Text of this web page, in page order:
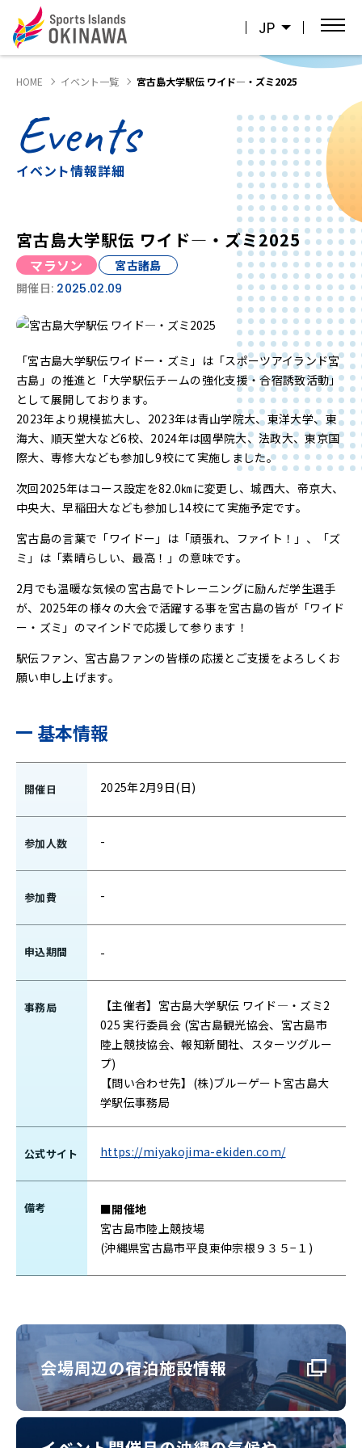
JP
HOME イベント一覧 宮古島大学駅伝 ワイド―・ズミ2025
Events
イベント情報詳細
宮古島大学駅伝 ワイド―・ズミ2025
マラソン
宮古諸島
開催日: 2025.02.09
「宮古島大学駅伝ワイドー・ズミ」は「スポーツアイランド宮
古島」の推進と「大学駅伝チームの強化支援・合宿誘致活動」
として展開しております。
2023年より規模拡大し、2023年は青山学院大、東洋大学、東
海大、順天堂大など6校、2024年は國學院大、法政大、東京国
際大、専修大なども参加し9校にて実施しました。
次回2025年はコース設定を82.0㎞に変更し、城西大、帝京大、
中央大、早稲田大なども参加し14校にて実施予定です。
宮古島の言葉で「ワイドー」は「頑張れ、ファイト！」、「ズ
ミ」は「素晴らしい、最高！」の意味です。
2月でも温暖な気候の宮古島でトレーニングに励んだ学生選手
が、2025年の様々の大会で活躍する事を宮古島の皆が「ワイド
ー・ズミ」のマインドで応援して参ります！
駅伝ファン、宮古島ファンの皆様の応援とご支援をよろしくお
願い申し上げます。
基本情報
開催日 2025年2月9日(日)
参加人数 -
参加費 -
申込期間 -
事務局
【主催者】宮古島大学駅伝 ワイド―・ズミ2
025 実行委員会 (宮古島観光協会、宮古島市
陸上競技協会、報知新聞社、スターツグルー
プ)
【問い合わせ先】(株)ブルーゲート宮古島大
学駅伝事務局
公式サイト https://miyakojima-ekiden.com/
備考
■開催地
宮古島市陸上競技場
(沖縄県宮古島市平良東仲宗根９３５−１)
会場周辺の宿泊施設情報